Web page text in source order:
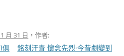
月 31 日 ，作者:
俱
銘刻汗青 懷念先烈·今昔劇變到